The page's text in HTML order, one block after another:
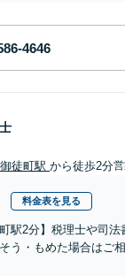
御徒町駅 から徒歩2分
料金表を見る
町駅2分】税理士や司
う・もめた場合はご